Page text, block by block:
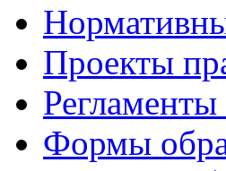
Проекты
Формы